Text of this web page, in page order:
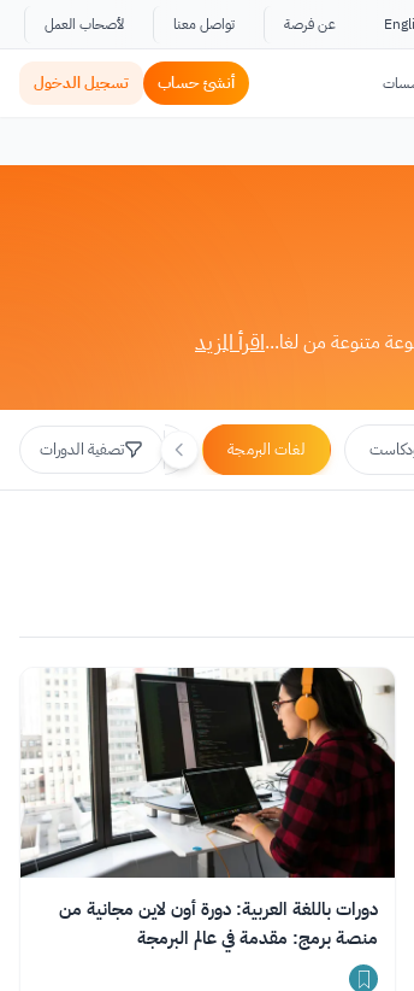
عن فرصة تواصل معنا لأصحاب العمل
أنشئ حساب تسجيل الدخول
متنوعة من لغا...اقرأ المزيد
لغات البرمجة التجارة الإلكترونية
تصفية الدورات
دورات باللغة العربية: دورة أون لاين مجانية من
منصة برمج: مقدمة في عالم البرمجة